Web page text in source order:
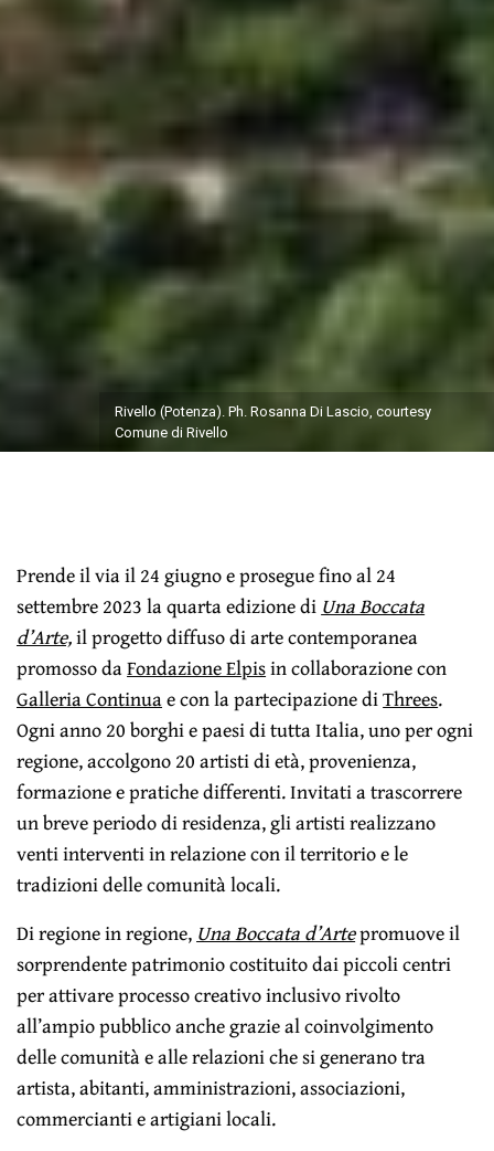
Rivello (Potenza). Ph. Rosanna Di Lascio, courtesy
Comune di Rivello
Prende il via il 24 giugno e prosegue fino al 24
settembre 2023 la quarta edizione di Una Boccata
d’Arte,il progetto diffuso di arte contemporanea
promosso daFondazione Elpisin collaborazione con
Galleria Continuae con la partecipazione diThrees.
Ogni anno 20 borghi e paesi di tutta Italia, uno per ogni
regione, accolgono 20 artisti di età, provenienza,
formazione e pratiche differenti. Invitati a trascorrere
un breve periodo di residenza, gli artisti realizzano
venti interventi in relazione con il territorio e le
tradizioni delle comunità locali.
Di regione in regione, Una Boccata d’Artepromuove il
sorprendente patrimonio costituito dai piccoli centri
per attivare processo creativo inclusivo rivolto
all’ampio pubblico anche grazie al coinvolgimento
delle comunità e alle relazioni che si generano tra
artista, abitanti, amministrazioni, associazioni,
commercianti e artigiani locali.